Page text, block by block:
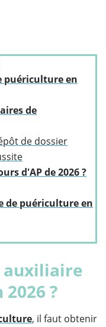
puériculture en
de
de dossier
d'AP de 2026 ?
de puériculture en
auxiliaire
?
, il faut obtenir